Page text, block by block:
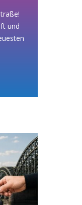
und